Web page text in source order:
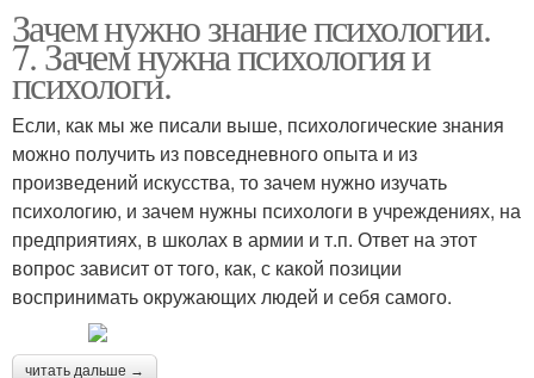
Зачем нужно знание психологии.
7. Зачем нужна психология и
психологи.
Если, как мы же писали выше, психологические знания
можно получить из повседневного опыта и из
произведений искусства, то зачем нужно изучать
психологию, и зачем нужны психологи в учреждениях, на
предприятиях, в школах в армии и т.п. Ответ на этот
вопрос зависит от того, как, с какой позиции
воспринимать окружающих людей и себя самого.
читать дальше →